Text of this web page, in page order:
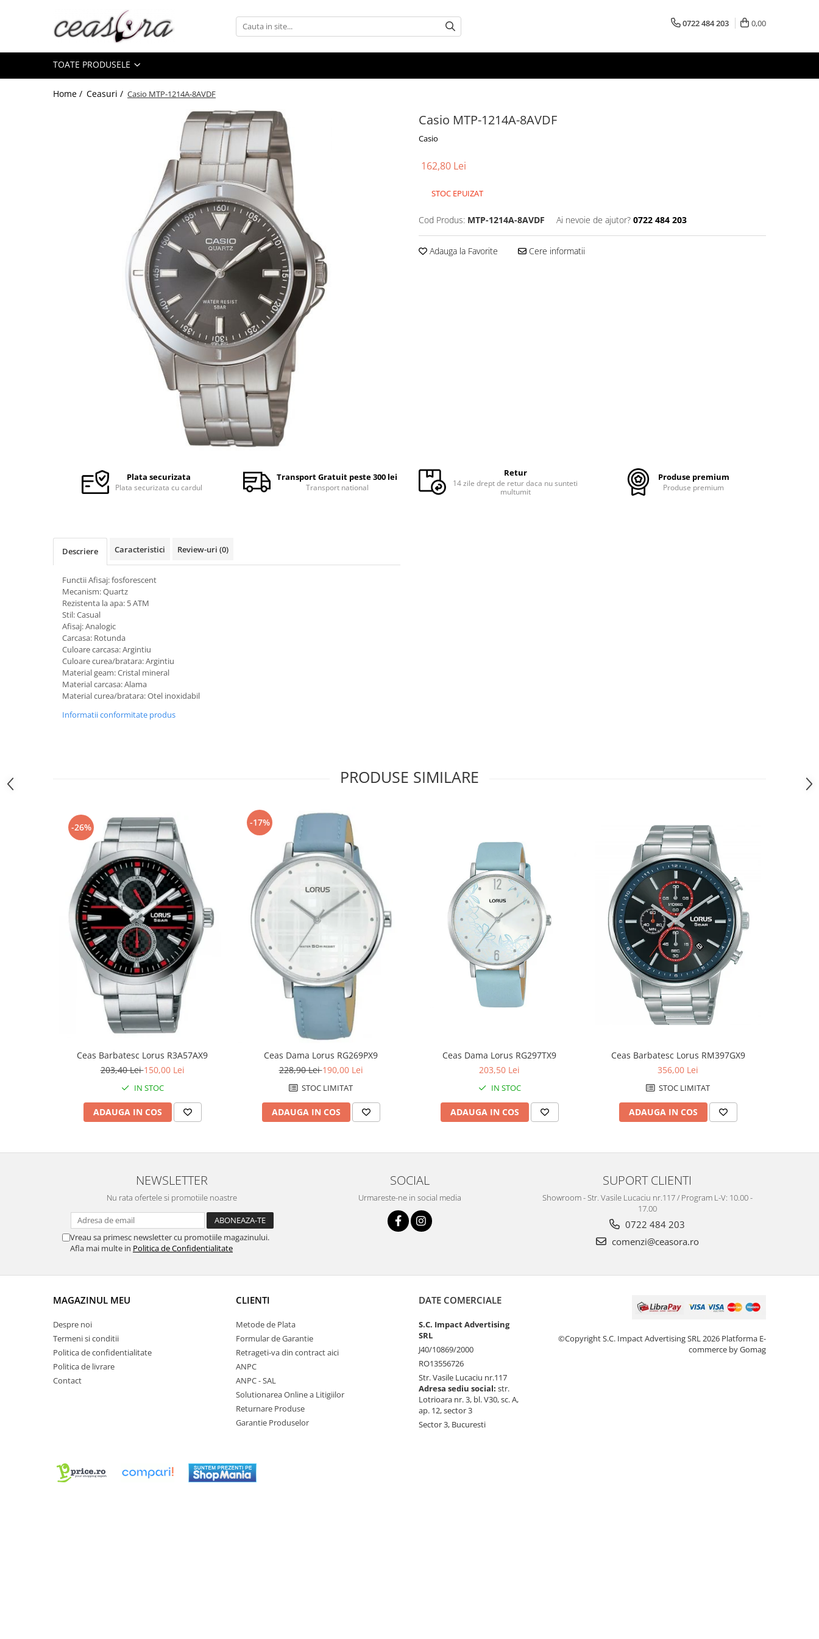
Toate Produsele
AA, AAA, 9V
Accesorii baterii
Curele Casio
Curele cauciuc
Curele Garmin
Curele metalice
Curele militare
Curele Samsung Watch
Curele textile
Handmade / Bijutieri
Dispozitive Bratari
Dispozitive Margelit
Fierastraie / Panze
Mandrine si Burghie
Modelarea Metalului
Nicovale si Suporti
Turnare, Lipire, Finisare
PROMOTII Curele Apple Watch
PROMOTII Curele Garmin
PROMOTII Scule Ceasornicar
Scule si Accesorii Ceasuri
Dispozitive Capace Ceas
Extractoare Indicatoare
Lupe, Dispozitive Optice
Pensete
Suporti de Lucru
Surubelnite fine
Truse / Kituri Ceasornicar
0722 484 203 0,00
TOATE PRODUSELE
Home / Ceasuri / Casio MTP-1214A-8AVDF
Casio MTP-1214A-8AVDF
Casio
162,80 Lei
STOC EPUIZAT
Cod Produs: MTP-1214A-8AVDF Ai nevoie de ajutor? 0722 484 203
Adauga la Favorite Cere informatii
Plata securizata
Plata securizata cu cardul
Transport Gratuit peste 300 lei
Transport national
Retur
14 zile drept de retur daca nu sunteti
multumit
Produse premium
Produse premium
Descriere Caracteristici Review-uri (0)
Functii Afisaj: fosforescent
Mecanism: Quartz
Rezistenta la apa: 5 ATM
Stil: Casual
Afisaj: Analogic
Carcasa: Rotunda
Culoare carcasa: Argintiu
Culoare curea/bratara: Argintiu
Material geam: Cristal mineral
Material carcasa: Alama
Material curea/bratara: Otel inoxidabil
Informatii conformitate produs
PRODUSE SIMILARE
-26%
Ceas Barbatesc Lorus R3A57AX9
203,40 Lei150,00 Lei
IN STOC
ADAUGA IN COS
-17%
Ceas Dama Lorus RG269PX9
228,90 Lei190,00 Lei
STOC LIMITAT
ADAUGA IN COS
Ceas Dama Lorus RG297TX9
203,50 Lei
IN STOC
ADAUGA IN COS
Ceas Barbatesc Lorus RM397GX9
356,00 Lei
STOC LIMITAT
ADAUGA IN COS
NEWSLETTER
Nu rata ofertele si promotiile noastre
Vreau sa primesc newsletter cu promotiile magazinului.
Afla mai multe in Politica de Confidentialitate
SOCIAL
Urmareste-ne in social media
SUPORT CLIENTI
Showroom - Str. Vasile Lucaciu nr.117 / Program L-V: 10.00 -
17.00
0722 484 203
comenzi@ceasora.ro
MAGAZINUL MEU
Despre noi
Termeni si conditii
Politica de confidentialitate
Politica de livrare
Contact
CLIENTI
Metode de Plata
Formular de Garantie
Retrageti-va din contract aici
ANPC
ANPC - SAL
Solutionarea Online a Litigiilor
Returnare Produse
Garantie Produselor
DATE COMERCIALE
S.C. Impact Advertising
SRL
J40/10869/2000
RO13556726
Str. Vasile Lucaciu nr.117
Adresa sediu social: str.
Lotrioara nr. 3, bl. V30, sc. A,
ap. 12, sector 3
Sector 3, Bucuresti
©Copyright S.C. Impact Advertising SRL 2026 Platforma E-
commerce by Gomag